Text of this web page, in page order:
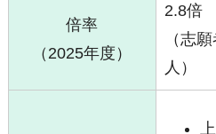
倍率
（2025年度）
2.8倍
（志
人）